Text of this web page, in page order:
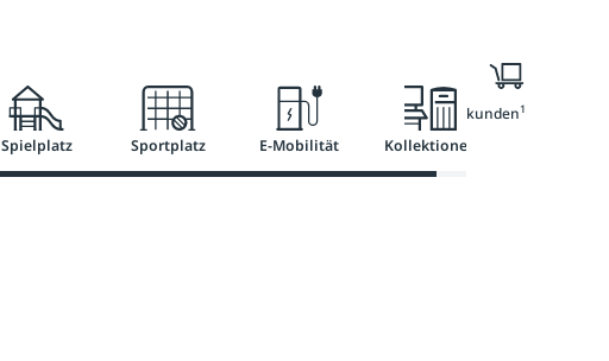
Spielplatz Sportplatz E-Mobilität Kollektionen
Nur für Geschäftskunden1